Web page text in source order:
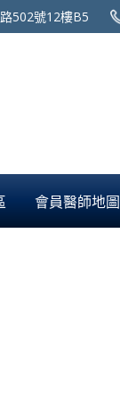
502號12樓B5
會員醫師地圖